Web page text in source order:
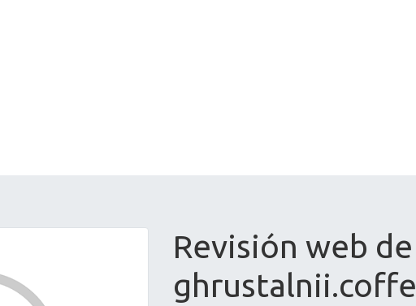
Revisión web de